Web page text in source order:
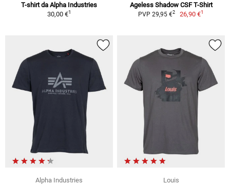
T-shirt da Alpha Industries
30,00 €1
Ageless Shadow CSF T-Shirt
PVP 29,95 €2 26,90 €1
Alpha Industries
Louis